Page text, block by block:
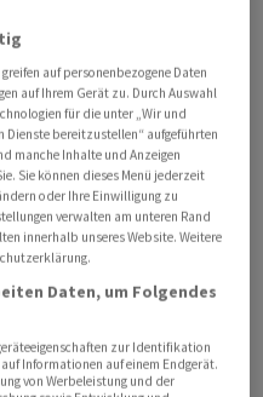
AMD mit Neuigkeiten
auf der
für 2026 eine neue
namens Rubin an.
seine KI-
In diesem
dürften den
weiter
für einen Kursgewinn
auf personenbezogene Daten
auf Ihrem Gerät zu. Durch Auswahl
für die unter „Wir und
Dienste bereitzustellen“ aufgeführten
manche Inhalte und Anzeigen
Sie können dieses Menü jederzeit
oder Ihre Einwilligung zu
verwalten am unteren Rand
innerhalb unseres Website. Weitere
Daten, um Folgendes
zur Identifikation
Informationen auf einem Endgerät.
von Werbeleistung und der